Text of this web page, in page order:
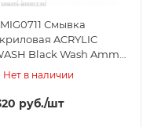
Смывка
ACRYLIC
Black Wash Ammo
MigНет в наличии
руб./шт